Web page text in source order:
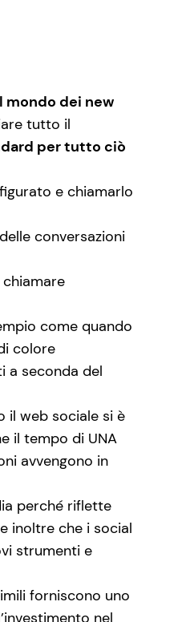
mondo dei new
tutto il
per tutto ciò
e chiamarlo
conversazioni
come quando
colore
a seconda del
il web sociale si è
il tempo di UNA
avvengono in
perché riflette
inoltre che i social
strumenti e
forniscono uno
nel